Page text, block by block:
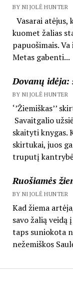
BY NIJOLĖ HUNTER
Vasarai atėjus,
kuomet žalias
papuošimais.
Metas gabenti...
Dovanų
BY NIJOLĖ HUNTER
‘’Žiemiškas’’
Savaitgalio
skaityti knygas.
skirtukai, juos
truputį
Ruošiamės
BY NIJOLĖ HUNTER
Kad žiema
savo žalią veidą
taps suniokota
nežemiškos